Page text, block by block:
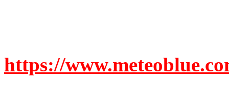
https://